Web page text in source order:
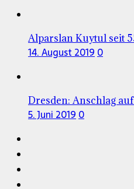
Alparslan Kuytul seit
14. August 2019 0
Dresden: Anschlag
5. Juni 2019 0